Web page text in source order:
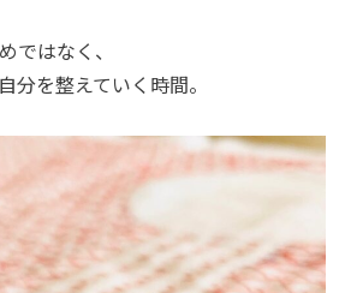
ではなく、
分を整えていく時間。